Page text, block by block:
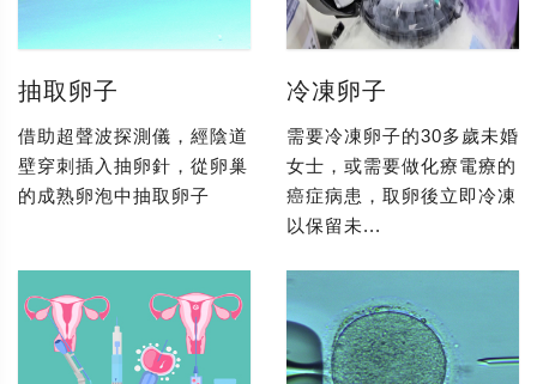
抽取卵子
借助超聲波探測儀，經陰道
壁穿刺插入抽卵針，從卵巢
的成熟卵泡中抽取卵子
冷凍卵子
需要冷凍卵子的30多歲未婚
女士，或需要做化療電療的
癌症病患，取卵後立即冷凍
以保留未...